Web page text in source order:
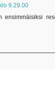
9.29.00
ensimmäisiksi